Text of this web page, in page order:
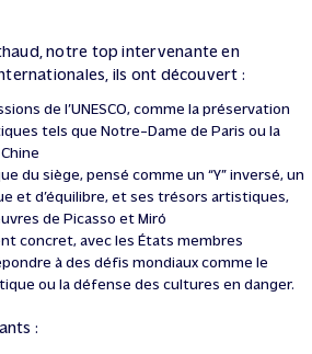
notre top intervenante en
ils ont découvert :
de l’UNESCO, comme la préservation
tels que Notre-Dame de Paris ou la
du siège, pensé comme un “Y” inversé, un
et d’équilibre, et ses trésors artistiques,
de Picasso et Miró
concret, avec les États membres
à des défis mondiaux comme le
ou la défense des cultures en danger.
: